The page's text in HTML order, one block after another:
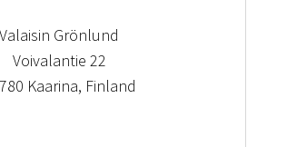
Valaisin Grönlund
Voivalantie 22
Kaarina, Finland